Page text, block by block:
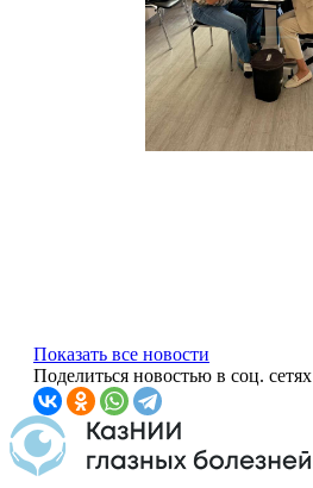
Показать все новости
Поделиться новостью в соц. сетях